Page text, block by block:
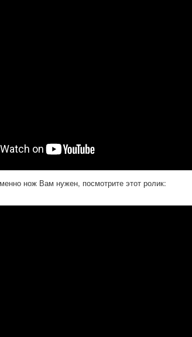
нож Вам нужен, посмотрите этот ролик: